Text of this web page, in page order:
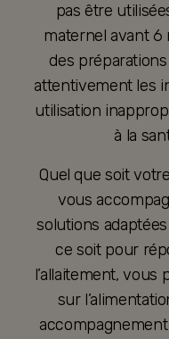
pas être
maternel avant 6
des
attentivement les
utilisation
à la
Quel que soit
vous
solutions
ce soit pour
l’allaitement,
sur